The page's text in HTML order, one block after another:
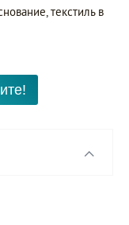
текстиль в